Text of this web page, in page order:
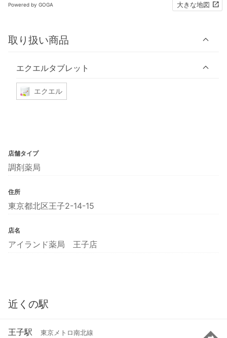
Powered by GOGA 大きな地図
取り扱い商品
エクエルタブレット
エクエル
店舗タイプ
調剤薬局
住所
東京都北区王子2-14-15
店名
アイランド薬局 王子店
近くの駅
王子駅 東京メトロ南北線